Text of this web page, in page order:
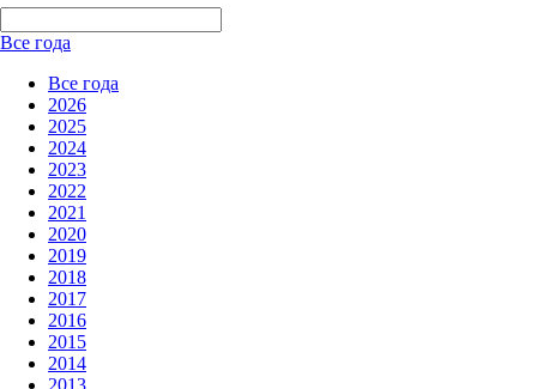
Все года
Все года
2026
2025
2024
2023
2022
2021
2020
2019
2018
2017
2016
2015
2014
2013